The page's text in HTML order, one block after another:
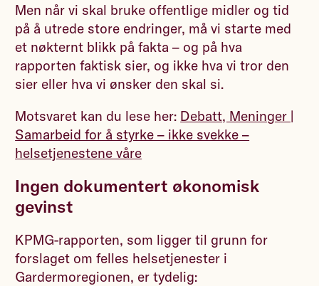
Men når vi skal bruke offentlige midler og tid
på å utrede store endringer, må vi starte med
et nøkternt blikk på fakta – og på hva
rapporten faktisk sier, og ikke hva vi tror den
sier eller hva vi ønsker den skal si.
Motsvaret kan du lese her: Debatt, Meninger |
Samarbeid for å styrke – ikke svekke –
helsetjenestene våre
Ingen dokumentert økonomisk
gevinst
KPMG-rapporten, som ligger til grunn for
forslaget om felles helsetjenester i
Gardermoregionen, er tydelig: